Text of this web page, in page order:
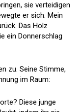
sie verteidigen
er sich. Mein
Das Holz
ein Donnerschlag
zu. Seine Stimme,
im Raum:
Diese junge